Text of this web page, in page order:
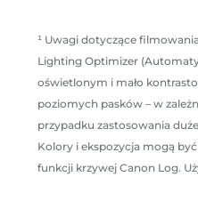
¹ Uwagi dotyczące
Lighting Optimizer
oświetlonym i mało
poziomych pasków – w
przypadku zastosowania
Kolory i ekspozycja mogą
funkcji krzywej Canon Log.